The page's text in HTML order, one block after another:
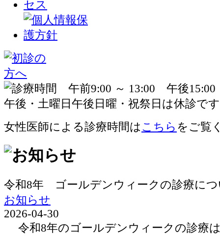
女性医師による診療時間は こちら をご覧
令和8年 ゴールデンウィークの診療に
お知らせ
2026-04-30
令和8年のゴールデンウィークの診療